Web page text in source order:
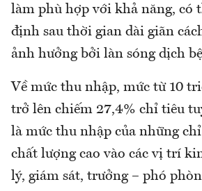
làm phù hợp với khả năng, có
định sau thời gian dài giãn
ảnh hưởng bởi làn sóng dịch
Về mức thu nhập, mức từ 10
trở lên chiếm 27,4% chỉ tiêu
là mức thu nhập của những
chất lượng cao vào các vị trí
lý, giám sát, trưởng – phó